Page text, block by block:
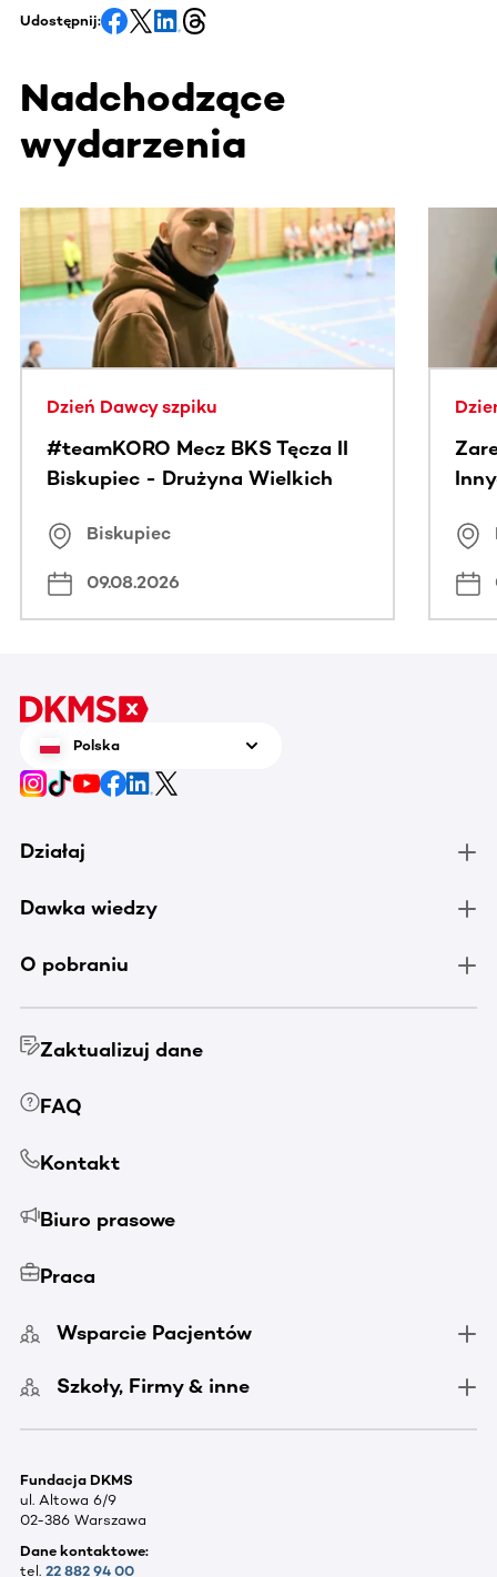
Udostępnij:
Nadchodzące
wydarzenia
Ta sekcja zawiera treści przewijane w poziomie. Użyj
Dzień Dawcy szpiku
#teamKORO Mecz BKS Tęcza II
Biskupiec - Drużyna Wielkich
Biskupiec
09.08.2026
Polska
Działaj
Dawka wiedzy
O pobraniu
Zaktualizuj dane
FAQ
Kontakt
Biuro prasowe
Praca
Wsparcie Pacjentów
Szkoły, Firmy & inne
Fundacja DKMS
ul. Altowa 6/9
02-386 Warszawa
Dane kontaktowe:
tel. 22 882 94 00